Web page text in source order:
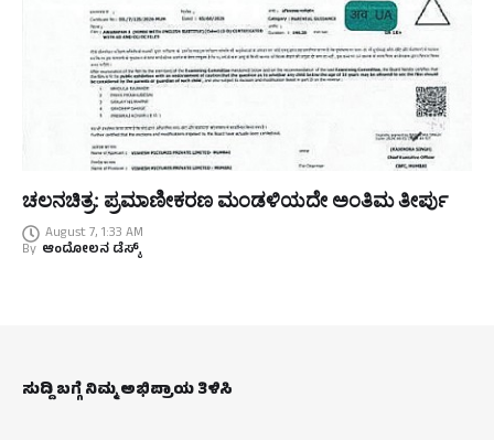
ಚಲನಚಿತ್ರ: ಪ್ರಮಾಣೀಕರಣ ಮಂಡಳಿಯದೇ ಅಂತಿಮ ತೀರ್ಪು
August 7, 1:33 AM
By ಆಂದೋಲನ ಡೆಸ್ಕ್
ಸುದ್ದಿ ಬಗ್ಗೆ ನಿಮ್ಮ ಅಭಿಪ್ರಾಯ ತಿಳಿಸಿ